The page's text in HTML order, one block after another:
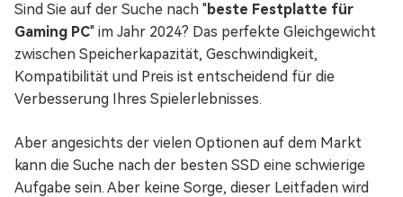
Sind Sie auf der Suche nach "beste Festplatte für
Gaming PC" im Jahr 2024? Das perfekte Gleichgewicht
zwischen Speicherkapazität, Geschwindigkeit,
Kompatibilität und Preis ist entscheidend für die
Verbesserung Ihres Spielerlebnisses.
Aber angesichts der vielen Optionen auf dem Markt
kann die Suche nach der besten SSD eine schwierige
Aufgabe sein. Aber keine Sorge, dieser Leitfaden wird